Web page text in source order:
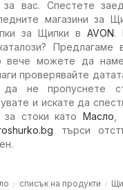
вас. Спестете
магазини за
за Щипки в AVON.
Предлагаме
вече можете да
проверявайте
не пропуснете
и искате да
за стоки катоМасло,
търси
списък на продукти